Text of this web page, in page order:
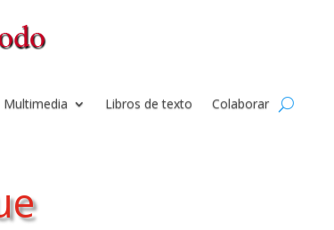
Multimedia Libros de texto Colaborar